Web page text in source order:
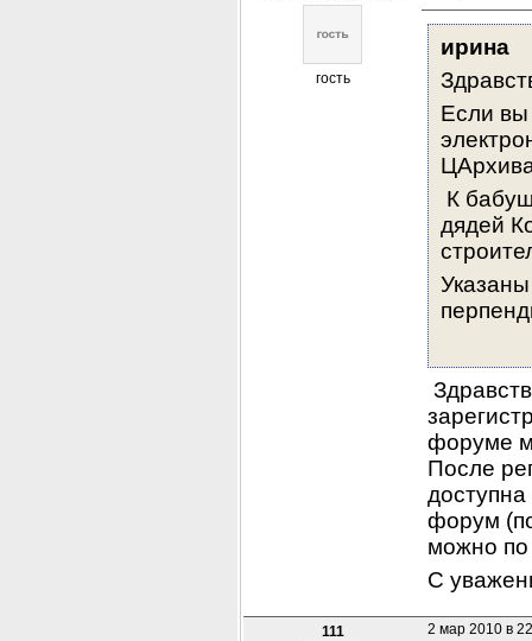
гость
ирина
Если вы
К
дядей
форуме
После
форум
можно по
С
111 2 мар 2010 в